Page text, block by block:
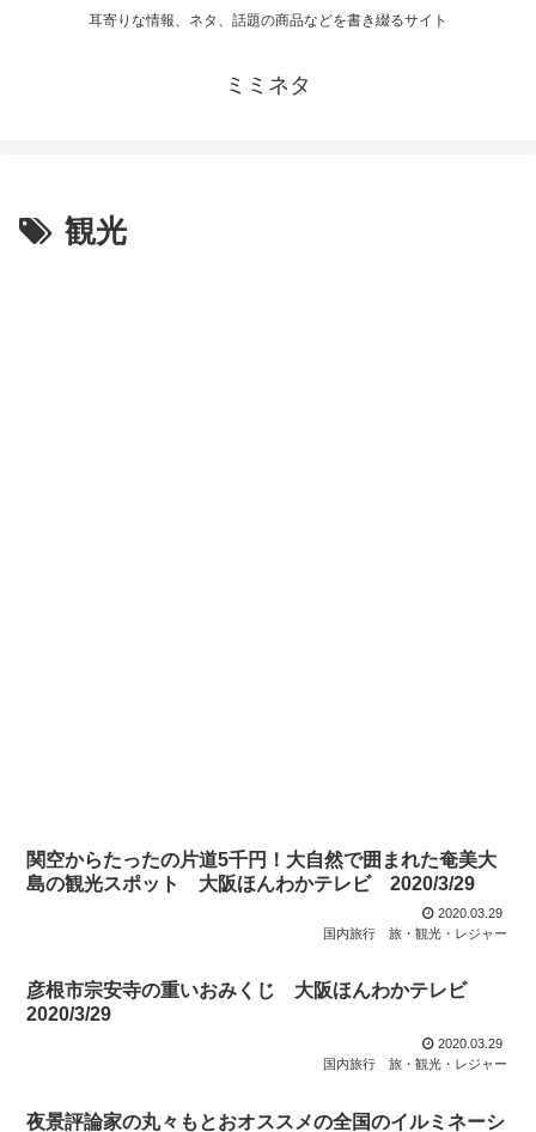
耳寄りな情報、ネタ、話題の商品などを書き綴るサイト
ミミネタ
観光
関空からたったの片道5千円！大自然で囲まれた奄美大
島の観光スポット 大阪ほんわかテレビ 2020/3/29
2020.03.29
国内旅行
旅・観光・レジャー
彦根市宗安寺の重いおみくじ 大阪ほんわかテレビ
2020/3/29
2020.03.29
国内旅行
旅・観光・レジャー
夜景評論家の丸々もとおオススメの全国のイルミネーシ